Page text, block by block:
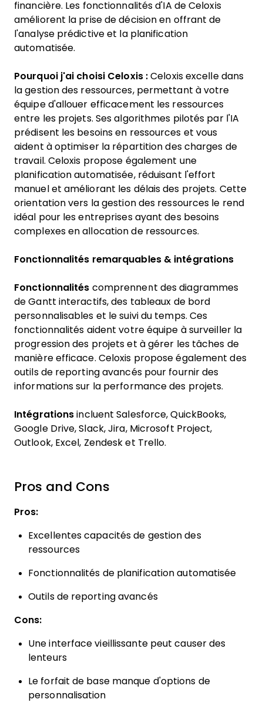
financière. Les fonctionnalités d'IA de Celoxis
améliorent la prise de décision en offrant de
l'analyse prédictive et la planification
automatisée.
Pourquoi j'ai choisi Celoxis : Celoxis excelle dans
la gestion des ressources, permettant à votre
équipe d'allouer efficacement les ressources
entre les projets. Ses algorithmes pilotés par l'IA
prédisent les besoins en ressources et vous
aident à optimiser la répartition des charges de
travail. Celoxis propose également une
planification automatisée, réduisant l'effort
manuel et améliorant les délais des projets. Cette
orientation vers la gestion des ressources le rend
idéal pour les entreprises ayant des besoins
complexes en allocation de ressources.
Fonctionnalités remarquables & intégrations
Fonctionnalités comprennent des diagrammes
de Gantt interactifs, des tableaux de bord
personnalisables et le suivi du temps. Ces
fonctionnalités aident votre équipe à surveiller la
progression des projets et à gérer les tâches de
manière efficace. Celoxis propose également des
outils de reporting avancés pour fournir des
informations sur la performance des projets.
Intégrations incluent Salesforce, QuickBooks,
Google Drive, Slack, Jira, Microsoft Project,
Outlook, Excel, Zendesk et Trello.
Pros and Cons
Pros:
Excellentes capacités de gestion des
ressources
Fonctionnalités de planification automatisée
Outils de reporting avancés
Cons:
Une interface vieillissante peut causer des
lenteurs
Le forfait de base manque d'options de
personnalisation